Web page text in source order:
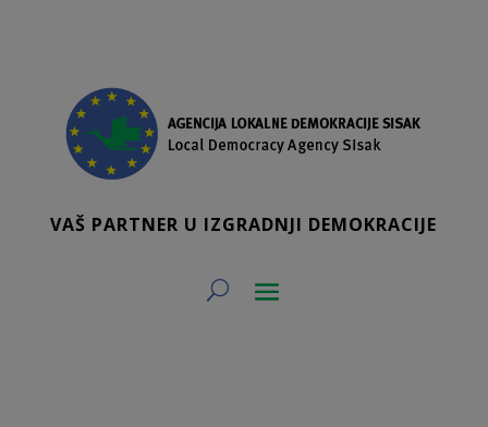
VAŠ PARTNER U IZGRADNJI DEMOKRACIJE